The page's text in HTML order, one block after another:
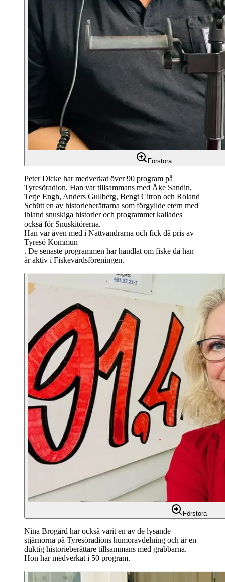
Förstora
Peter Dicke har medverkat över 90 program på
Tyresöradion. Han var tillsammans med Åke Sandin,
Terje Engh, Anders Gullberg, Bengt Citron och Roland
Schütt en av historieberättarna som förgyllde etern med
ibland snuskiga historier och programmet kallades
också för Snuskitörerna.
Han var även med i Nattvandrarna och fick då pris av
Tyresö Kommun
. De senaste programmen har handlat om fiske då han
är aktiv i Fiskevårdsföreningen.
Förstora
Nina Brogärd har också varit en av de lysande
stjärnorna på Tyresöradions humoravdelning och är en
duktig historieberättare tillsammans med grabbarna.
Hon har medverkat i 50 program.